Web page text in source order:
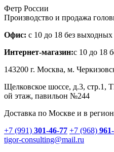
Фетр России
Производство и продажа
Офис: с 10 до 18 без выходных
Интернет-магазин:с 10 до 18
143200 г. Москва, м.
Щелковское шоссе, д.3, стр.1 ,
ой этаж, павильон №244
Доставка по Москве и в
+7 (991) 301-46-77 +7 (968)
tigor-consulting@mail.ru